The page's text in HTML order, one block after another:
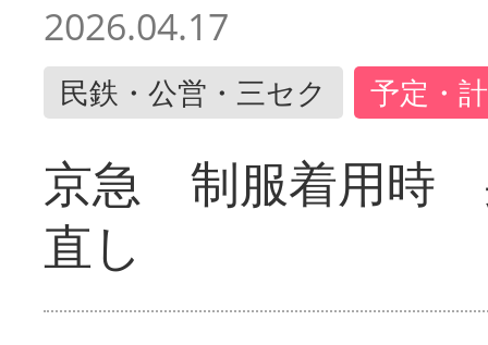
2026.04.17
民鉄・公営・三セク 予定・
京急 制服着用時
直し